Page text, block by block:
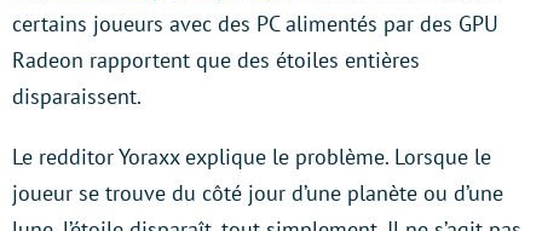
certains joueurs avec des PC alimentés par des GPU
Radeon rapportent que des étoiles entières
disparaissent.
Le redditor Yoraxx explique le problème. Lorsque le
joueur se trouve du côté jour d’une planète ou d’une